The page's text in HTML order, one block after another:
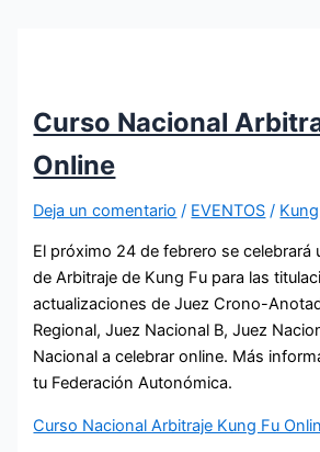
Curso Nacional
Online
Deja un comentario / EVENTOS /
El próximo 24 de febrero se celebrará
de Arbitraje de Kung Fu para las
actualizaciones de Juez Crono-
Regional, Juez Nacional B, Juez
Nacional a celebrar online. Más
tu Federación Autonómica.
Curso Nacional Arbitraje Kung Fu